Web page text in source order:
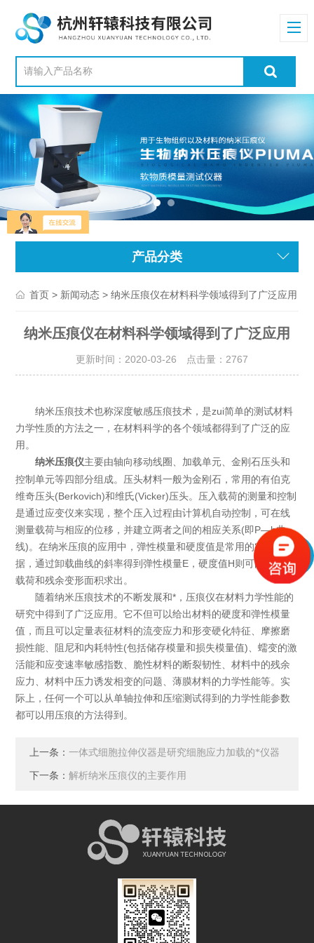
产品分类
首页 > 新闻动态 > 纳米压痕仪在材料科学领域得到了广泛应用
纳米压痕仪在材料科学领域得到了广泛应用
更新时间：2020-03-26 点击量： 2767
纳米压痕技术也称深度敏感压痕技术，是zui简单的测试材料
力学性质的方法之一，在材料科学的各个领域都得到了广泛的应
用。
纳米压痕仪主要由轴向移动线圈、加载单元、金刚石压头和
控制单元等四部分组成。压头材料一般为金刚石，常用的有伯克
维奇压头(Berkovich)和维氏(Vicker)压头。压入载荷的测量和控制
是通过应变仪来实现，整个压入过程由计算机自动控制，可在线
测量载荷与相应的位移，并建立两者之间的相应关系(即P—h曲
线)。在纳米压痕的应用中，弹性模量和硬度值是常用的实验数
据，通过卸载曲线的斜率得到弹性模量E，硬度值H则可由大加载
载荷和残余变形面积求出。
随着纳米压痕技术的不断发展和*，压痕仪在材料力学性能的
研究中得到了广泛应用。它不但可以给出材料的硬度和弹性模量
值，而且可以定量表征材料的流变应力和形变硬化特征、摩擦磨
损性能、阻尼和内耗特性(包括储存模量和损失模量值)、蠕变的激
活能和应变速率敏感指数、脆性材料的断裂韧性、材料中的残余
应力、材料中压力诱发相变的问题、薄膜材料的力学性能等。实
际上，任何一个可以从单轴拉伸和压缩测试得到的力学性能参数
都可以用压痕的方法得到。
上一条：一体式细胞拉伸仪器是研究细胞应力加载的*仪器
下一条：解析纳米压痕仪的主要作用